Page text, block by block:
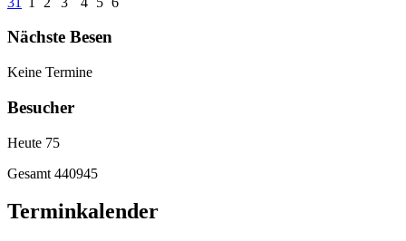
Nächste Besen
Keine Termine
Besucher
Heute 75
Gesamt 440945
Terminkalender